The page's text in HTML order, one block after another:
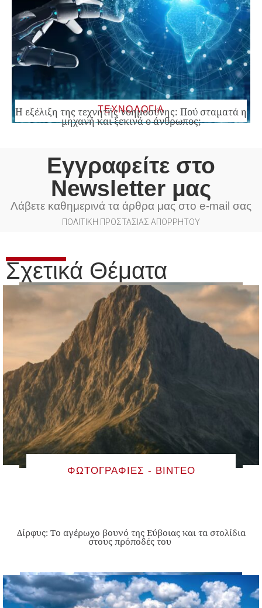
ΤΕΧΝΟΛΟΓΙΑ
Η εξέλιξη της τεχνητής νοημοσύνης: Πού σταματά η
μηχανή και ξεκινά ο άνθρωπος;
Εγγραφείτε στο
Newsletter μας
Λάβετε καθημερινά τα άρθρα μας στο e-mail σας
ΠΟΛΙΤΙΚΗ ΠΡΟΣΤΑΣΙΑΣ ΑΠΟΡΡΗΤΟΥ
Σχετικά Θέματα
ΦΩΤΟΓΡΑΦΊΕΣ - ΒΊΝΤΕΟ
Δίρφυς: Το αγέρωχο βουνό της Εύβοιας και τα στολίδια
στους πρόποδές του